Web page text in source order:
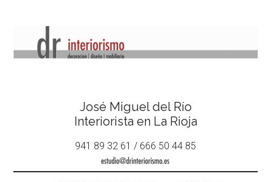
José Miguel del Río
Interiorista en La Rioja
941 89 32 61 / 666 50 44 85